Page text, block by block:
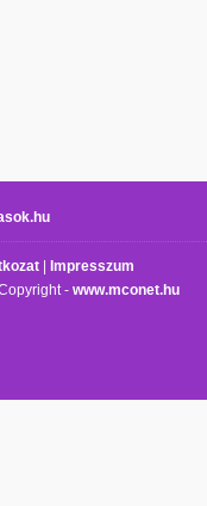
| Impresszum
- www.mconet.hu